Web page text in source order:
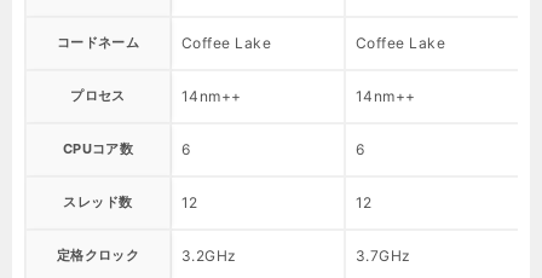
コードネーム Coffee Lake Coffee Lake
プロセス 14nm++ 14nm++
CPUコア数 6 6
スレッド数 12 12
定格クロック 3.2GHz 3.7GHz